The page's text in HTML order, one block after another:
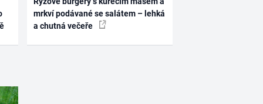
mrkví podávané se salátem – lehká
a chutná večeře